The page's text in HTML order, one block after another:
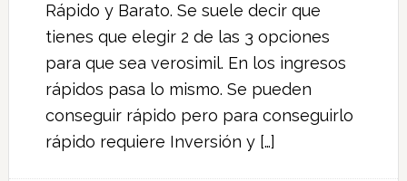
Rápido y Barato. Se suele decir que
tienes que elegir 2 de las 3 opciones
para que sea verosimil. En los ingresos
rápidos pasa lo mismo. Se pueden
conseguir rápido pero para conseguirlo
rápido requiere Inversión y […]